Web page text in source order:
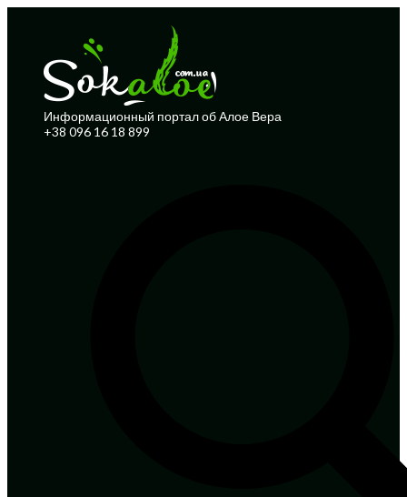
Информационный портал об Алое Вера
+38 096 16 18 899